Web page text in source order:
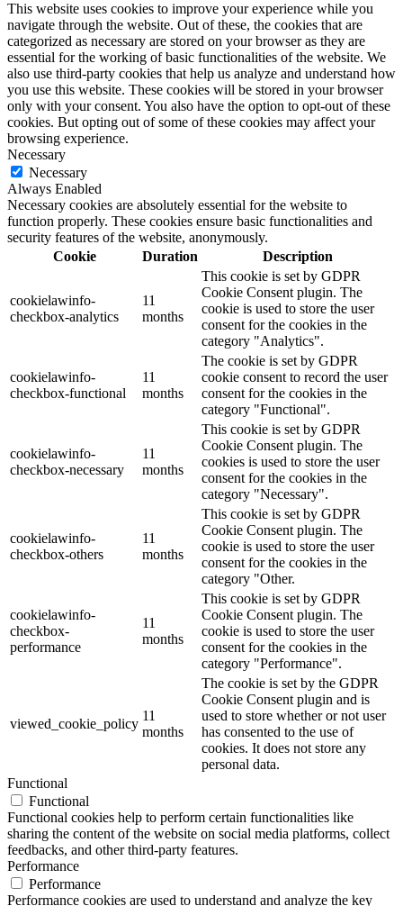
This website uses cookies to improve your experience while you
navigate through the website. Out of these, the cookies that are
categorized as necessary are stored on your browser as they are
essential for the working of basic functionalities of the website. We
also use third-party cookies that help us analyze and understand how
you use this website. These cookies will be stored in your browser
only with your consent. You also have the option to opt-out of these
cookies. But opting out of some of these cookies may affect your
browsing experience.
Necessary
Necessary
Always Enabled
Necessary cookies are absolutely essential for the website to
function properly. These cookies ensure basic functionalities and
security features of the website, anonymously.
Cookie
Duration Description
cookielawinfo-
checkbox-analytics
11
months
This cookie is set by GDPR
Cookie Consent plugin. The
cookie is used to store the user
consent for the cookies in the
category "Analytics".
cookielawinfo-
checkbox-functional
11
months
The cookie is set by GDPR
cookie consent to record the user
consent for the cookies in the
category "Functional".
cookielawinfo-
checkbox-necessary
11
months
This cookie is set by GDPR
Cookie Consent plugin. The
cookies is used to store the user
consent for the cookies in the
category "Necessary".
cookielawinfo-
checkbox-others
11
months
This cookie is set by GDPR
Cookie Consent plugin. The
cookie is used to store the user
consent for the cookies in the
category "Other.
cookielawinfo-
checkbox-
performance
11
months
This cookie is set by GDPR
Cookie Consent plugin. The
cookie is used to store the user
consent for the cookies in the
category "Performance".
viewed_cookie_policy
11
months
The cookie is set by the GDPR
Cookie Consent plugin and is
used to store whether or not user
has consented to the use of
cookies. It does not store any
personal data.
Functional
Functional
Functional cookies help to perform certain functionalities like
sharing the content of the website on social media platforms, collect
feedbacks, and other third-party features.
Performance
Performance
Performance cookies are used to understand and analyze the key